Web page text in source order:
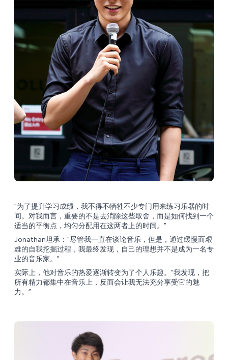
“为了提升学习成绩，我不得不牺牲不少专门用来练习乐器的时
间。对我而言，重要的不是去消除这些取舍，而是如何找到一个
适当的平衡点，均匀分配用在这两者上的时间。”
Jonathan坦承：“尽管我一直在谈论音乐，但是，通过缓慢而艰
难的自我挖掘过程，我最终发现，自己的理想并不是成为一名专
业的音乐家。”
实际上，他对音乐的热爱逐渐转变为了个人乐趣。“我发现，把
所有精力都集中在音乐上，反而会让我无法充分享受它的魅
力。”